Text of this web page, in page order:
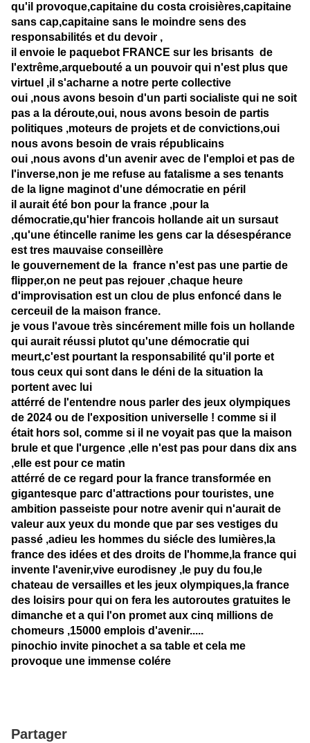
qu'il provoque,capitaine du costa croisières,capitaine
sans cap,capitaine sans le moindre sens des
responsabilités et du devoir ,
il envoie le paquebot FRANCE sur les brisants de
l'extrême,arquebouté a un pouvoir qui n'est plus que
virtuel ,il s'acharne a notre perte collective
oui ,nous avons besoin d'un parti socialiste qui ne soit
pas a la déroute,oui, nous avons besoin de partis
politiques ,moteurs de projets et de convictions,oui
nous avons besoin de vrais républicains
oui ,nous avons d'un avenir avec de l'emploi et pas de
l'inverse,non je me refuse au fatalisme a ses tenants
de la ligne maginot d'une démocratie en péril
il aurait été bon pour la france ,pour la
démocratie,qu'hier francois hollande ait un sursaut
,qu'une étincelle ranime les gens car la désespérance
est tres mauvaise conseillère
le gouvernement de la france n'est pas une partie de
flipper,on ne peut pas rejouer ,chaque heure
d'improvisation est un clou de plus enfoncé dans le
cerceuil de la maison france.
je vous l'avoue très sincérement mille fois un hollande
qui aurait réussi plutot qu'une démocratie qui
meurt,c'est pourtant la responsabilité qu'il porte et
tous ceux qui sont dans le déni de la situation la
portent avec lui
attérré de l'entendre nous parler des jeux olympiques
de 2024 ou de l'exposition universelle ! comme si il
était hors sol, comme si il ne voyait pas que la maison
brule et que l'urgence ,elle n'est pas pour dans dix ans
,elle est pour ce matin
attérré de ce regard pour la france transformée en
gigantesque parc d'attractions pour touristes, une
ambition passeiste pour notre avenir qui n'aurait de
valeur aux yeux du monde que par ses vestiges du
passé ,adieu les hommes du siécle des lumières,la
france des idées et des droits de l'homme,la france qui
invente l'avenir,vive eurodisney ,le puy du fou,le
chateau de versailles et les jeux olympiques,la france
des loisirs pour qui on fera les autoroutes gratuites le
dimanche et a qui l'on promet aux cinq millions de
chomeurs ,15000 emplois d'avenir.....
pinochio invite pinochet a sa table et cela me
provoque une immense colére
Partager